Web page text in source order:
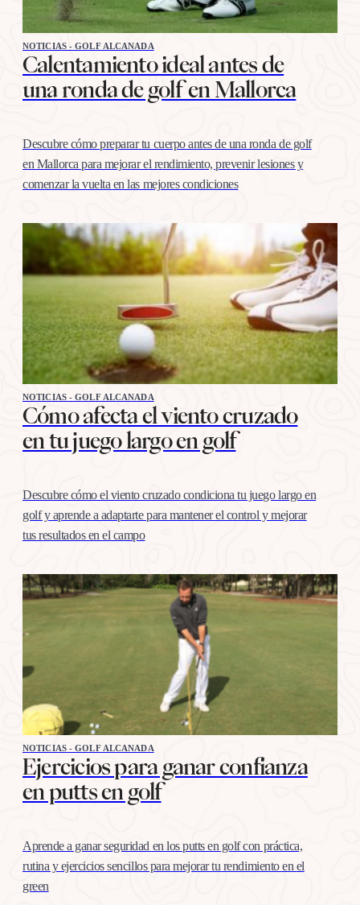
NOTICIAS - GOLF ALCANADA
Calentamiento ideal antes de
una ronda de golf en Mallorca
Descubre cómo preparar tu cuerpo antes de una ronda de golf
en Mallorca para mejorar el rendimiento, prevenir lesiones y
comenzar la vuelta en las mejores condiciones
NOTICIAS - GOLF ALCANADA
Cómo afecta el viento cruzado
en tu juego largo en golf
Descubre cómo el viento cruzado condiciona tu juego largo en
golf y aprende a adaptarte para mantener el control y mejorar
tus resultados en el campo
NOTICIAS - GOLF ALCANADA
Ejercicios para ganar confianza
en putts en golf
Aprende a ganar seguridad en los putts en golf con práctica,
rutina y ejercicios sencillos para mejorar tu rendimiento en el
green